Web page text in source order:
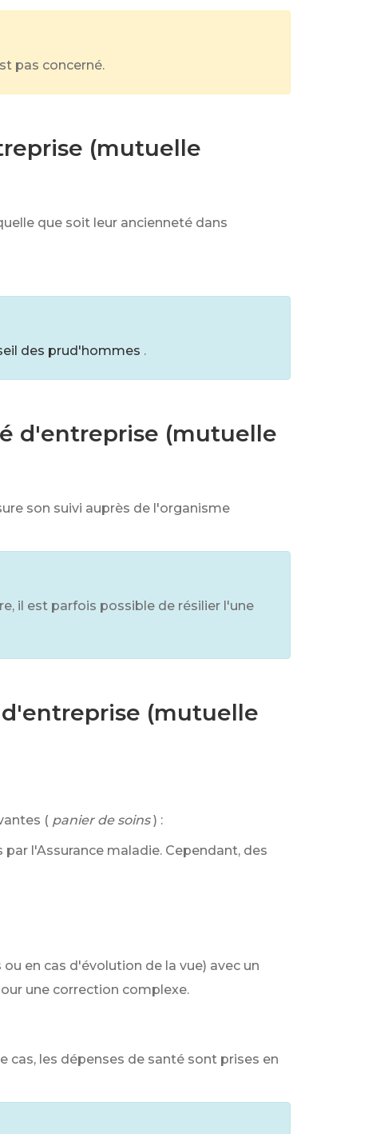
pas concerné.
(mutuelle
que soit leur ancienneté dans
des prud'hommes .
d'entreprise (mutuelle
son suivi auprès de l'organisme
il est parfois possible de résilier l'une
(mutuelle
( panier de soins ) :
l'Assurance maladie. Cependant, des
en cas d'évolution de la vue) avec un
une correction complexe.
cas, les dépenses de santé sont prises en